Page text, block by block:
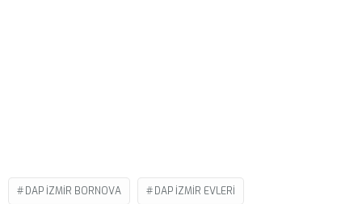
DAP IZMIR BORNOVA DAP IZMIR EVLERI